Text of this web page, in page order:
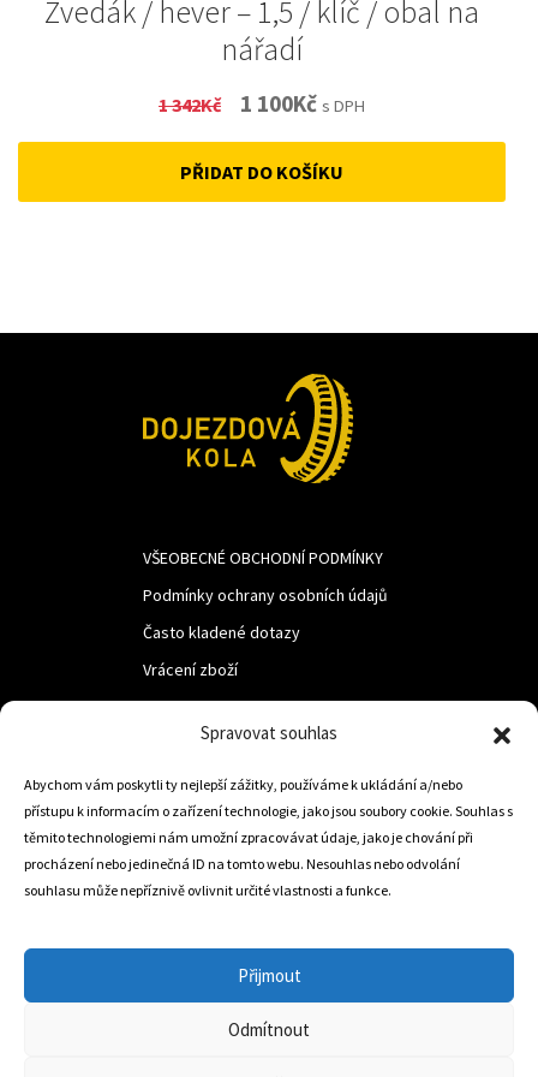
Spravovat souhlas
Abychom vám poskytli ty nejlepší zážitky, používáme k ukládání a/nebo
přístupu k informacím o zařízení technologie, jako jsou soubory cookie. Souhlas s
těmito technologiemi nám umožní zpracovávat údaje, jako je chování při
procházení nebo jedinečná ID na tomto webu. Nesouhlas nebo odvolání
souhlasu může nepříznivě ovlivnit určité vlastnosti a funkce.
Přijmout
Odmítnout
Zvedák / hever – 1,5 / klíč / obal na
nářadí
1 342Kč
Original
price
was:
1 100KčCurrent
price
is:
s DPH
PŘIDAT DO KOŠÍKU
VŠEOBECNÉ OBCHODNÍ PODMÍNKY
Podmínky ochrany osobních údajů
Často kladené dotazy
Vrácení zboží
LUF s.r.o.
Nám. M.R.Štefanika 518,
Trstená 02801
info@dojezdovakola.com